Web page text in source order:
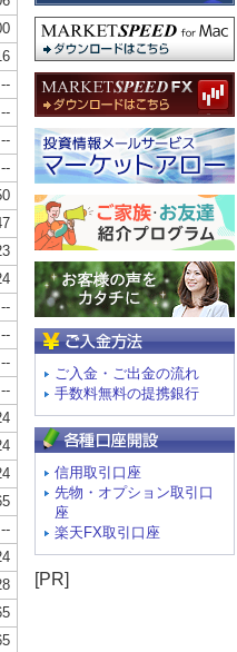
ご入金・ご出金の流れ
手数料無料の提携銀行
信用取引口座
先物・オプション取引口
座
楽天FX取引口座
[PR]